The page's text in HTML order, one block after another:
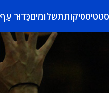
סטטיסטיקותתשלומיםכַּדוּר עָף TV